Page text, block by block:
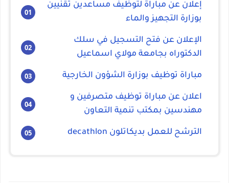
إعلان عن مباراة لتوظيف مساعدين تقنيين
بوزارة التجهيز والماء
الإعلان عن فتح التسجيل في سلك
الدكتوراه بجامعة مولاي اسماعيل
مباراة توظيف بوزارة الشؤون الخارجية
اعلان عن مباراة توظيف متصرفين و
مهندسين بمكتب تنمية التعاون
الترشح للعمل بديكاتلون decathlon